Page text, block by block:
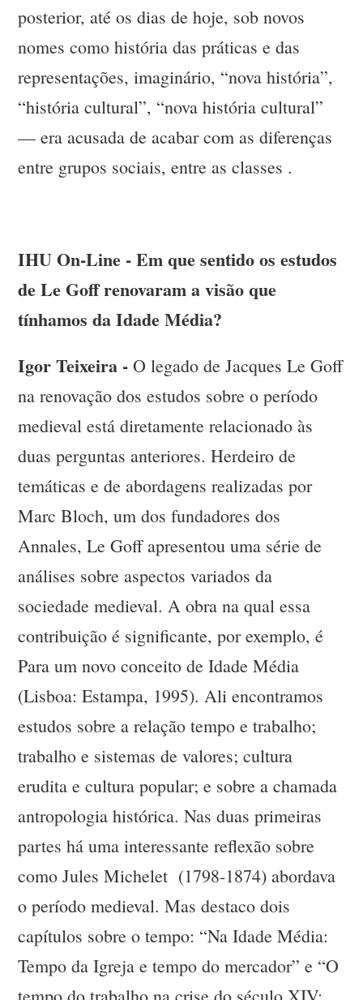
posterior, até os dias de hoje, sob novos
nomes como história das práticas e das
representações, imaginário, “nova história”,
“história cultural”, “nova história cultural”
— era acusada de acabar com as diferenças
entre grupos sociais, entre as classes .
IHU On-Line - Em que sentido os estudos
de Le Goff renovaram a visão que
tínhamos da Idade Média?
Igor Teixeira - O legado de Jacques Le Goff
na renovação dos estudos sobre o período
medieval está diretamente relacionado às
duas perguntas anteriores. Herdeiro de
temáticas e de abordagens realizadas por
Marc Bloch, um dos fundadores dos
Annales, Le Goff apresentou uma série de
análises sobre aspectos variados da
sociedade medieval. A obra na qual essa
contribuição é significante, por exemplo, é
Para um novo conceito de Idade Média
(Lisboa: Estampa, 1995). Ali encontramos
estudos sobre a relação tempo e trabalho;
trabalho e sistemas de valores; cultura
erudita e cultura popular; e sobre a chamada
antropologia histórica. Nas duas primeiras
partes há uma interessante reflexão sobre
como Jules Michelet (1798-1874) abordava
o período medieval. Mas destaco dois
capítulos sobre o tempo: “Na Idade Média:
Tempo da Igreja e tempo do mercador” e “O